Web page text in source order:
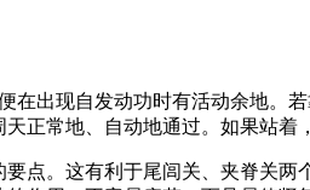
在出现自发动功时有活动余地
正常地、自动地通过。如果站
点。这有利于尾闾关、夹脊关